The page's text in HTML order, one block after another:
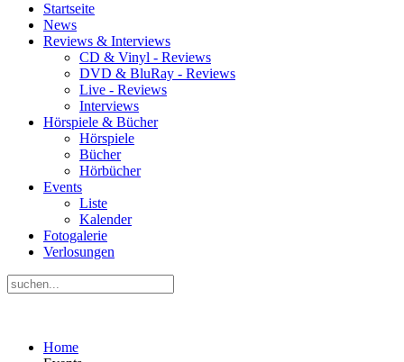
Startseite
News
Reviews & Interviews
CD & Vinyl - Reviews
DVD & BluRay - Reviews
Live - Reviews
Interviews
Hörspiele & Bücher
Hörspiele
Bücher
Hörbücher
Events
Liste
Kalender
Fotogalerie
Verlosungen
Home